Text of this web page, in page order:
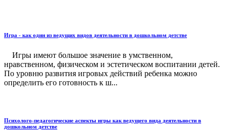
Игра - как один из ведущих видов деятельности в дошкольном детстве
Игры имеют большое значение в умственном,
нравственном, физическом и эстетическом воспитании детей.
По уровню развития игровых действий ребенка можно
определить его готовность к ш...
Психолого-педагогические аспекты игры как ведущего вида деятельности в
дошкольном детстве